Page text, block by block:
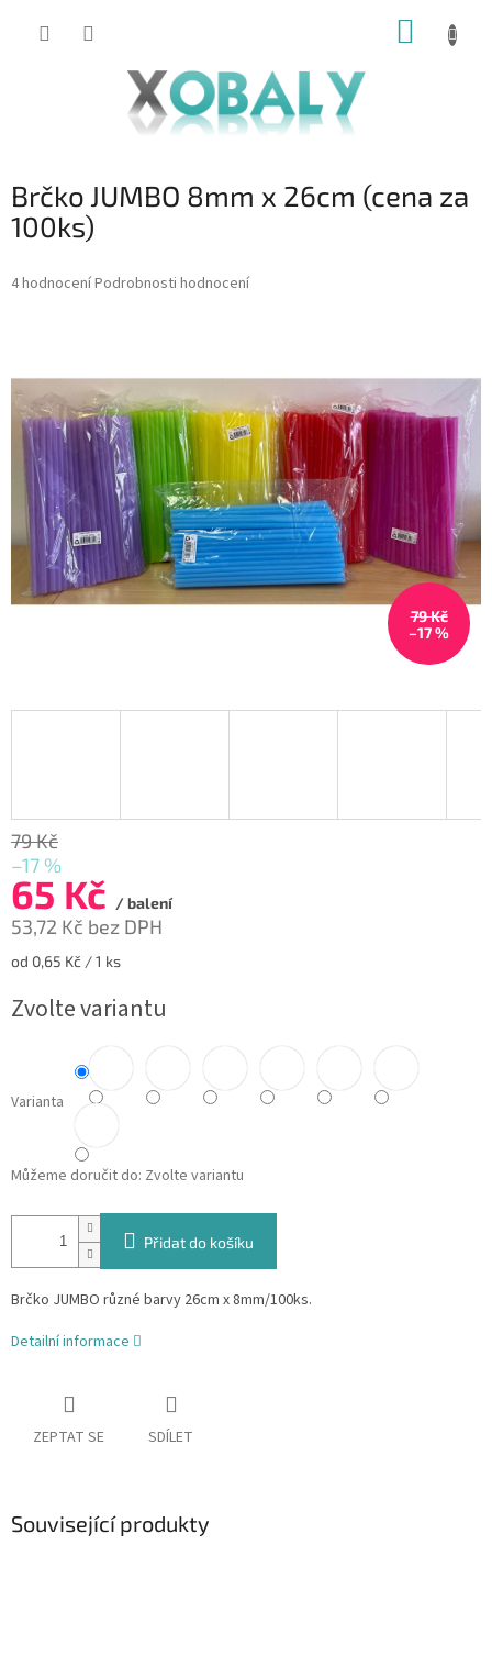
KOŠÍK
Brčko JUMBO 8mm x 26cm (cena za
100ks)
Průměrné
z
5
hvězdiček.
4 hodnoceníPodrobnosti hodnocení
79 Kč
–17 %
79 Kč
–17 %
65 Kč / balení
53,72 Kč bez DPH
Měrná
od 0,65 Kč / 1 ks
Zvolte variantu
Varianta
Můžeme doručit do: Zvolte variantu
Přidat do košíku
Brčko JUMBO různé barvy 26cm x 8mm/100ks.
Detailní informace
ZEPTAT SE SDÍLET
Související produkty